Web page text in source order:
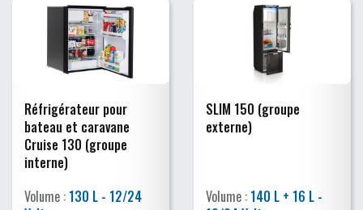
Réfrigérateur pour
bateau et caravane
Cruise 130 (groupe
interne)
Volume : 130 L - 12/24
SLIM 150 (groupe
externe)
Volume : 140 L + 16 L -